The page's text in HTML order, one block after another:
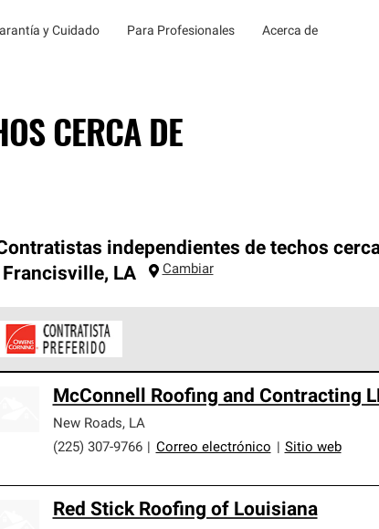
y Cuidado Para Profesionales Acerca de
CERCA DE
independientes de techos
Francisville, LA Cambiar
cumplen con altos estándares y requisitos estrictos de
McConnell Roofing and Contracting
New Roads, LA
(225) 307-9766
Correo electrónico Sitio web
Red Stick Roofing of Louisiana